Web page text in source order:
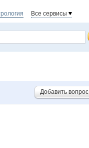
Все сервисы
Добавить вопрос